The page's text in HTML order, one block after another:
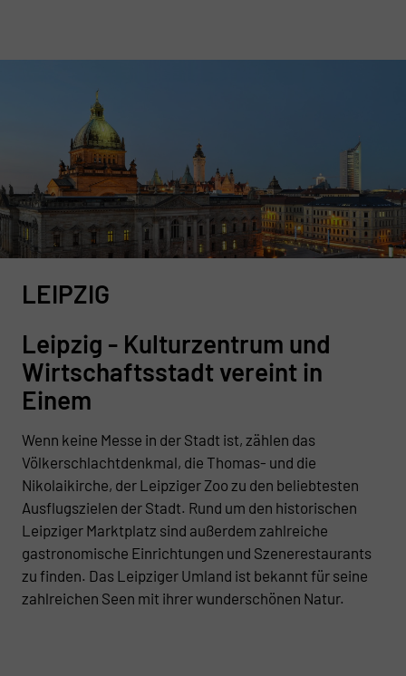
LEIPZIG
Leipzig - Kulturzentrum und
Wirtschaftsstadt vereint in
Einem
Wenn keine Messe in der Stadt ist, zählen das
Völkerschlachtdenkmal, die Thomas- und die
Nikolaikirche, der Leipziger Zoo zu den beliebtesten
Ausflugszielen der Stadt. Rund um den historischen
Leipziger Marktplatz sind außerdem zahlreiche
gastronomische Einrichtungen und Szenerestaurants
zu finden. Das Leipziger Umland ist bekannt für seine
zahlreichen Seen mit ihrer wunderschönen Natur.